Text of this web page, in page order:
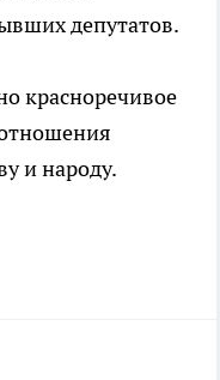
депутатов.
красноречивое
и народу.